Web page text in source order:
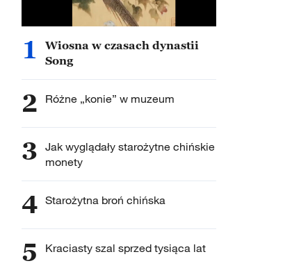
1
Wiosna w czasach dynastii
Song
2 Różne „konie” w muzeum
3 Jak wyglądały starożytne chińskie
monety
4 Starożytna broń chińska
5 Kraciasty szal sprzed tysiąca lat